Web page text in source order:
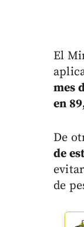
El
mes
en
De
de
de